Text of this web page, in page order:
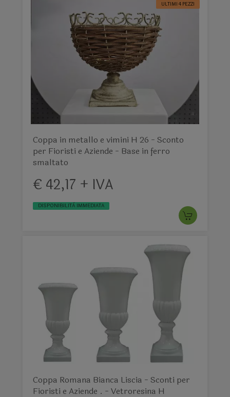
ULTIMI 4 PEZZI
Coppa in metallo e vimini H 26 - Sconto
per Fioristi e Aziende - Base in ferro
smaltato
€ 42,17 + IVA
DISPONIBILITÀ IMMEDIATA
Coppa Romana Bianca Liscia - Sconti per
Fioristi e Aziende . - Vetroresina H